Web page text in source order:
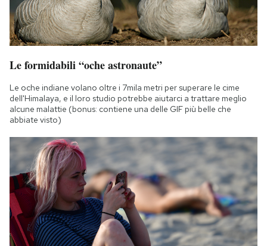
Le formidabili “oche astronaute”
Le oche indiane volano oltre i 7mila metri per superare le cime
dell'Himalaya, e il loro studio potrebbe aiutarci a trattare meglio
alcune malattie (bonus: contiene una delle GIF più belle che
abbiate visto)